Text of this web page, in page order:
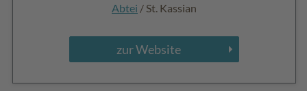
Abtei / St. Kassian
zur Website